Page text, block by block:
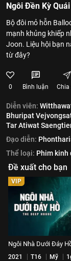
Ngôi Đền Kỳ
Bộ đôi mỏ hỗn
mạnh khủng khiếp
Joon. Liệu hội bạn
từ đây?
0 Bình luận Chia
Diễn viên:
Bhuripat
Tar Atiwat
Đạo diễn:
Thể loại: Phim kinh
Đề xuất cho bạn
VIP
Ngôi Nhà Dưới Đáy
2021 T16 Mỹ